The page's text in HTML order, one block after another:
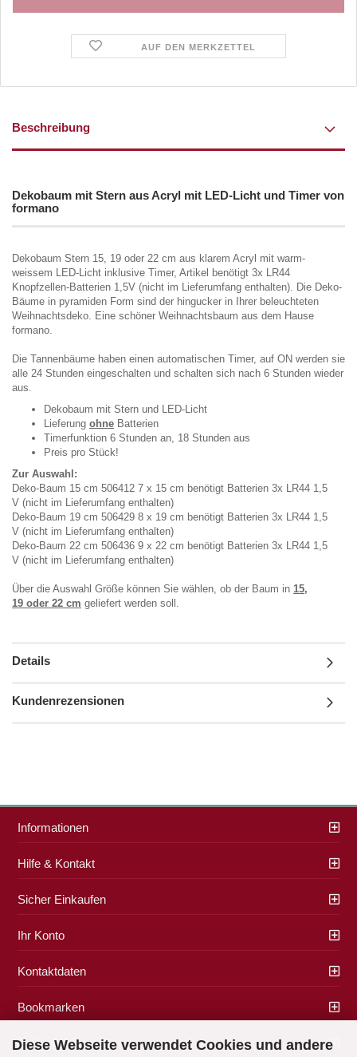
Diese Webseite verwendet Cookies und andere
AUF DEN MERKZETTEL
Beschreibung
Dekobaum mit Stern aus Acryl mit LED-Licht und Timer von
formano
Dekobaum Stern 15, 19 oder 22 cm aus klarem Acryl mit warm-
weissem LED-Licht inklusive Timer, Artikel benötigt 3x LR44
Knopfzellen-Batterien 1,5V (nicht im Lieferumfang enthalten). Die Deko-
Bäume in pyramiden Form sind der hingucker in Ihrer beleuchteten
Weihnachtsdeko. Eine schöner Weihnachtsbaum aus dem Hause
formano.
Die Tannenbäume haben einen automatischen Timer, auf ON werden sie
alle 24 Stunden eingeschalten und schalten sich nach 6 Stunden wieder
aus.
Dekobaum mit Stern und LED-Licht
Lieferung ohne Batterien
Timerfunktion 6 Stunden an, 18 Stunden aus
Preis pro Stück!
Zur Auswahl:
Deko-Baum 15 cm 506412 7 x 15 cm benötigt Batterien 3x LR44 1,5
V (nicht im Lieferumfang enthalten)
Deko-Baum 19 cm 506429 8 x 19 cm benötigt Batterien 3x LR44 1,5
V (nicht im Lieferumfang enthalten)
Deko-Baum 22 cm 506436 9 x 22 cm benötigt Batterien 3x LR44 1,5
V (nicht im Lieferumfang enthalten)
Über die Auswahl Größe können Sie wählen, ob der Baum in 15,
19 oder 22 cm geliefert werden soll.
Details
Kundenrezensionen
Informationen
Hilfe & Kontakt
Sicher Einkaufen
Ihr Konto
Kontaktdaten
Bookmarken
Zahlung & Versand